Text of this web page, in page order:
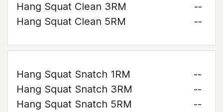
Hang Squat Clean 3RM
--
Hang Squat Clean 5RM
--
Hang Squat Snatch 1RM
--
Hang Squat Snatch 3RM
--
Hang Squat Snatch 5RM
--